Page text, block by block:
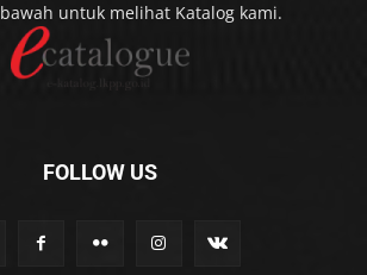
untuk melihat Katalog kami.
FOLLOW US